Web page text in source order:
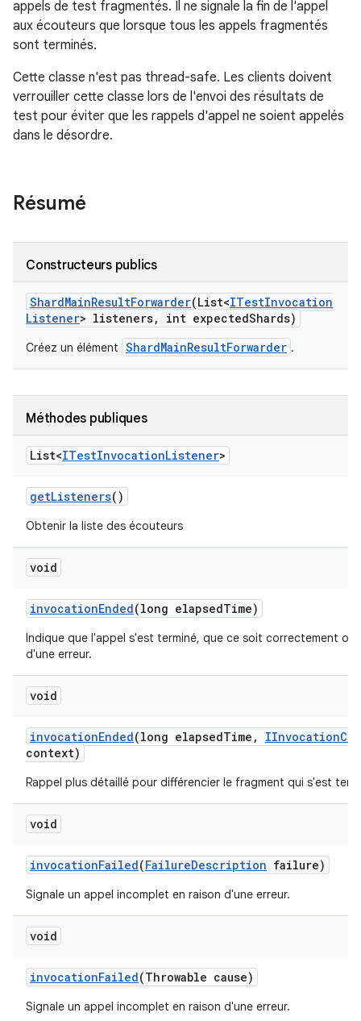
appels de test fragmentés. Il ne signale la fin de l'appel
aux écouteurs que lorsque tous les appels fragmentés
sont terminés.
Cette classe n'est pas thread-safe. Les clients doivent
verrouiller cette classe lors de l'envoi des résultats de
test pour éviter que les rappels d'appel ne soient appelés
dans le désordre.
Résumé
Constructeurs publics
ShardMainResultForwarder(List<ITestInvocation
Listener> listeners, int expectedShards)
Créez un élément ShardMainResultForwarder .
Méthodes publiques
List<ITestInvocationListener>
getListeners()
Obtenir la liste des écouteurs
void
invocationEnded(long elapsedTime)
Indique que l'appel s'est terminé, que ce soit correctement ou
d'une erreur.
void
invocationEnded(long elapsedTime , IInvocation
context)
Rappel plus détaillé pour différencier le fragment qui s'est
void
invocationFailed(FailureDescription failure)
Signale un appel incomplet en raison d'une erreur.
void
invocationFailed(Throwable cause)
Signale un appel incomplet en raison d'une erreur.